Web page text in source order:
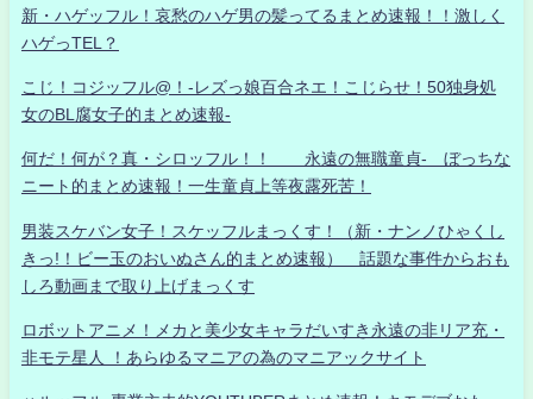
新・ハゲッフル！哀愁のハゲ男の髪ってるまとめ速報！！激しく
ハゲっTEL？
こじ！コジッフル@！-レズっ娘百合ネエ！こじらせ！50独身処
女のBL腐女子的まとめ速報-
何だ！何が？真・シロッフル！！ 永遠の無職童貞- ぼっちな
ニート的まとめ速報！一生童貞上等夜露死苦！
男装スケバン女子！スケッフルまっくす！（新・ナンノひゃくし
きっ!！ビー玉のおいぬさん的まとめ速報） 話題な事件からおも
しろ動画まで取り上げまっくす
ロボットアニメ！メカと美少女キャラだいすき永遠の非リア充・
非モテ星人 ！あらゆるマニアの為のマニアックサイト